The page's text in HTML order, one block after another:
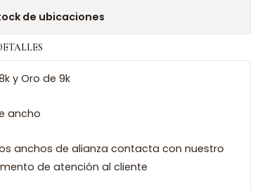
de ubicaciones
y Oro de 9k
ancho
anchos de alianza contacta con nuestro
de atención al cliente